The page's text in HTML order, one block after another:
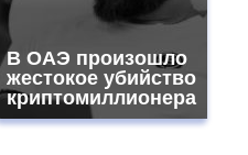
В ОАЭ произошло
жестокое убийство
криптомиллионера